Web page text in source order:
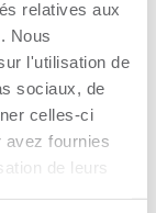
relatives aux
Nous
l'utilisation de
sociaux, de
celles-ci
avez fournies
de leurs
du Canada,
prouvé qu’il
Depuis
avec son